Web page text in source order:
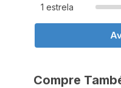
1 estrela
Compre